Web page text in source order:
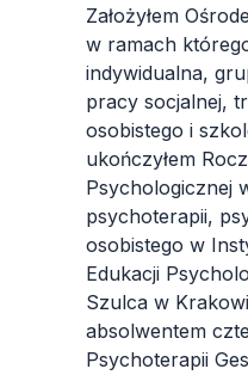
Założyłem
w ramach
indywidualna,
pracy socjalnej,
osobistego i
ukończyłem
Psychologicznej
psychoterapii,
osobistego w
Edukacji
Szulca w
absolwentem
Psychoterapii